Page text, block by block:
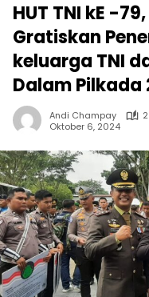
HUT TNI kE -
Gratiskan
keluarga TNI
Dalam Pilkada
Andi Champay
Oktober 6, 2024